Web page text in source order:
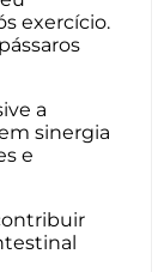
exercício.
a
sinergia
e